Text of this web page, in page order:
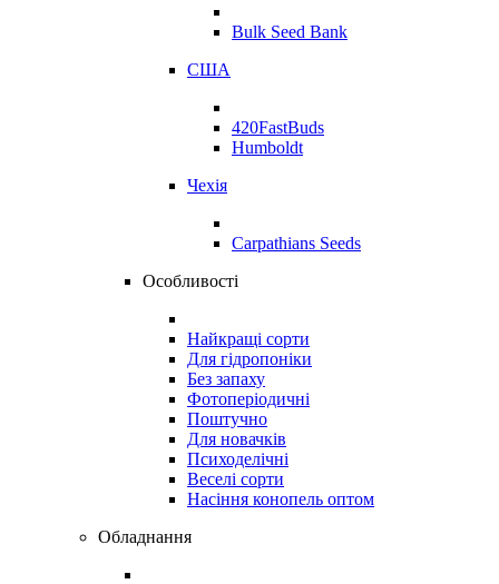
Bulk Seed Bank
США
420FastBuds
Humboldt
Чехія
Carpathians Seeds
Особливості
Найкращі сорти
Для гідропоніки
Без запаху
Фотоперіодичні
Поштучно
Для новачків
Психоделічні
Веселі сорти
Насіння конопель оптом
Обладнання